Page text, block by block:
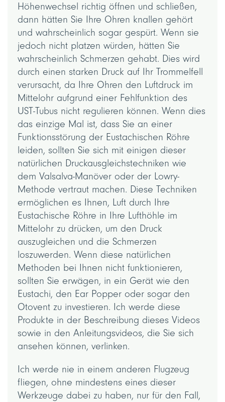
Höhenwechsel richtig öffnen und schließen,
dann hätten Sie Ihre Ohren knallen gehört
und wahrscheinlich sogar gespürt. Wenn sie
jedoch nicht platzen würden, hätten Sie
wahrscheinlich Schmerzen gehabt. Dies wird
durch einen starken Druck auf Ihr Trommelfell
verursacht, da Ihre Ohren den Luftdruck im
Mittelohr aufgrund einer Fehlfunktion des
UST-Tubus nicht regulieren können. Wenn dies
das einzige Mal ist, dass Sie an einer
Funktionsstörung der Eustachischen Röhre
leiden, sollten Sie sich mit einigen dieser
natürlichen Druckausgleichstechniken wie
dem Valsalva-Manöver oder der Lowry-
Methode vertraut machen. Diese Techniken
ermöglichen es Ihnen, Luft durch Ihre
Eustachische Röhre in Ihre Lufthöhle im
Mittelohr zu drücken, um den Druck
auszugleichen und die Schmerzen
loszuwerden. Wenn diese natürlichen
Methoden bei Ihnen nicht funktionieren,
sollten Sie erwägen, in ein Gerät wie den
Eustachi, den Ear Popper oder sogar den
Otovent zu investieren. Ich werde diese
Produkte in der Beschreibung dieses Videos
sowie in den Anleitungsvideos, die Sie sich
ansehen können, verlinken.
Ich werde nie in einem anderen Flugzeug
fliegen, ohne mindestens eines dieser
Werkzeuge dabei zu haben, nur für den Fall,